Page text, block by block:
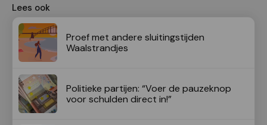
Lees ook
Proef met andere sluitingstijden
Waalstrandjes
Politieke partijen: “Voer de pauzeknop
voor schulden direct in!”